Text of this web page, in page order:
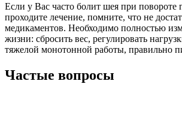
Если у Вас часто болит шея при
проходите лечение, помните, что не
медикаментов. Необходимо полностью
жизни: сбросить вес, регулировать
тяжелой монотонной работы, правильно
Частые вопросы